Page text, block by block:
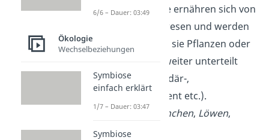
Konsument
Sie ernähren sich von
anderen Lebewesen und werden
je nachdem, ob sie Pflanzen oder
Tiere fressen, weiter unterteilt
(Primär- Sekundär-,
Tertiärkonsument etc.).
Beispiele:Kaninchen, Löwen,
Menschen
6/6 – Dauer: 03:49
Ökologie
Wechselbeziehungen
Symbiose
einfach erklärt
1/7 – Dauer: 03:47
Symbiose